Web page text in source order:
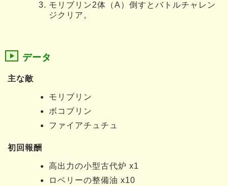
モリブリン2体（A）倒すとバトルチャレン
ジクリア。
データ
主な敵
モリブリン
ボコブリン
ファイアチュチュ
初回報酬
高出力の小型古代炉 x1
ロベリーの整備油 x10